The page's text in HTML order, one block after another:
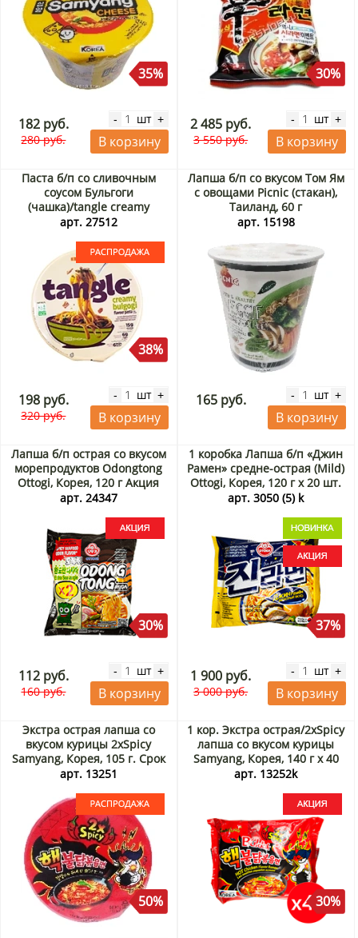
35%
182 руб.
280 руб.
- шт +
В корзину
30%
2 485 руб.
3 550 руб.
- шт +
В корзину
Паста б/п со сливочным
соусом Бульгоги
(чашка)/tangle creamy
bulgogi flavour pasta big
Срок до 15.09.2026.
Распродажа
арт. 27512
38%
198 руб.
320 руб.
- шт +
В корзину
Лапша б/п со вкусом Том Ям
с овощами Picnic (стакан),
Таиланд, 60 г
арт. 15198
165 руб. - шт +
В корзину
Лапша б/п острая со вкусом
морепродуктов Odongtong
Ottogi, Корея, 120 г Акция
арт. 24347
30%
112 руб.
160 руб.
- шт +
В корзину
1 коробка Лапша б/п «Джин
Рамен» средне-острая (Mild)
Ottogi, Корея, 120 г х 20 шт.
Акция
арт. 3050 (5) k
37%
1 900 руб.
3 000 руб.
- шт +
В корзину
Экстра острая лапша со
вкусом курицы 2хSpicy
Samyang, Корея, 105 г. Срок
до 28.09.2026. Распродажа
арт. 13251
50%
1 кор. Экстра острая/2хSpicy
лапша со вкусом курицы
Samyang, Корея, 140 г х 40
шт Акция
арт. 13252k
30%